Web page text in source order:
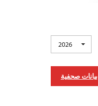
2026
بيانات صحفية